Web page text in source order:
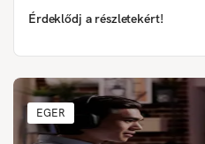
Érdeklődj a részletekért!
EGER